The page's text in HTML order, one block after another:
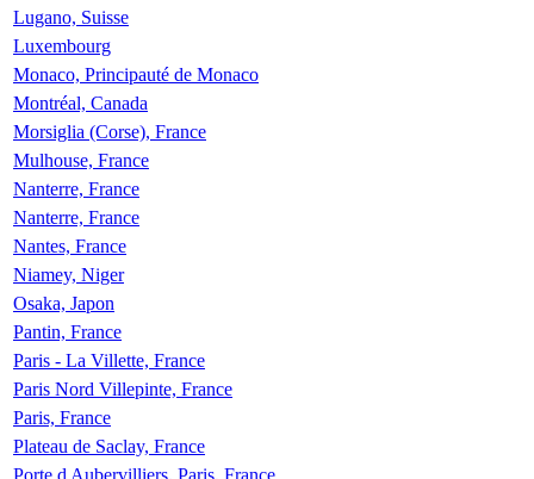
Lugano, Suisse
Luxembourg
Monaco, Principauté de Monaco
Montréal, Canada
Morsiglia (Corse), France
Mulhouse, France
Nanterre, France
Nanterre, France
Nantes, France
Niamey, Niger
Osaka, Japon
Pantin, France
Paris - La Villette, France
Paris Nord Villepinte, France
Paris, France
Plateau de Saclay, France
Porte d Aubervilliers, Paris, France